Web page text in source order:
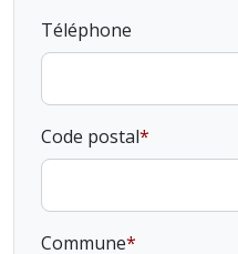
Téléphone
Code postal
Commune